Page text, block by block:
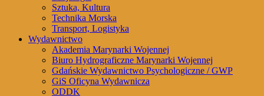
Sztuka, Kultura
Technika Morska
Transport, Logistyka
Wydawnictwo
Akademia Marynarki Wojennej
Biuro Hydrograficzne Marynarki Wojennej
Gdańskie Wydawnictwo Psychologiczne / GWP
GiS Oficyna Wydawnicza
ODDK